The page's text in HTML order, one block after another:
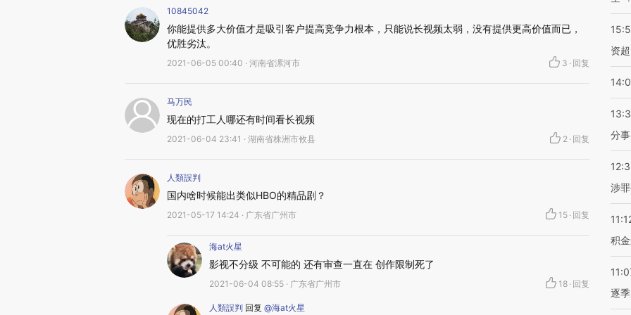
10845042
你能提供多大价值才是吸引客户提高竞争力根本，只能说长视频太弱，没有提供更高价值而已，
优胜劣汰。
2021-06-05 00:40 · 河南省漯河市 3 · 回复
马万民
现在的打工人哪还有时间看长视频
2021-06-04 23:41 · 湖南省株洲市攸县 2 · 回复
人類誤判
国内啥时候能出类似HBO的精品剧？
2021-05-17 14:24 · 广东省广州市 15 · 回复
海at火星
影视不分级 不可能的 还有审查一直在 创作限制死了
2021-06-04 08:55 · 广东省广州市 18 · 回复
人類誤判 回复 @海at火星
资
分
涉
积
逐